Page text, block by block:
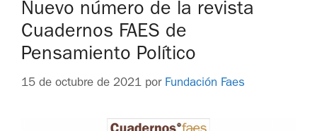
Nuevo número de la revista
Cuadernos FAES de
Pensamiento Político
15 de octubre de 2021 por Fundación Faes